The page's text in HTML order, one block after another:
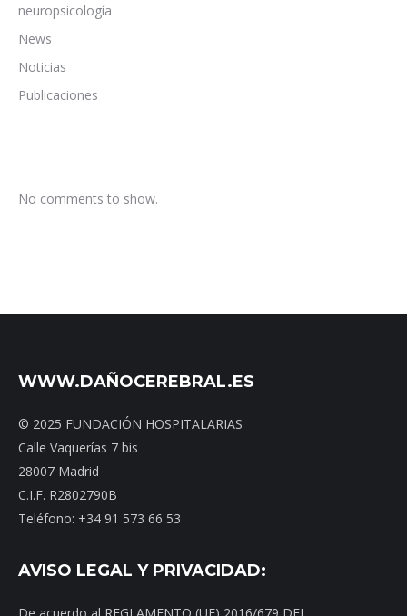
neuropsicología
News
Noticias
Publicaciones
No comments to show.
WWW.DAÑOCEREBRAL.ES
© 2025 FUNDACIÓN HOSPITALARIAS
Calle Vaquerías 7 bis
28007 Madrid
C.I.F. R2802790B
Teléfono: +34 91 573 66 53
AVISO LEGAL Y PRIVACIDAD: